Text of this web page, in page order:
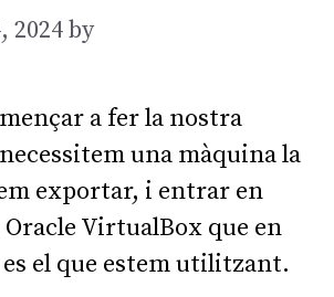
2024by
a fer la nostra
una màquina la
exportar, i entrar en
Oracle VirtualBox que en
es el que estem utilitzant.